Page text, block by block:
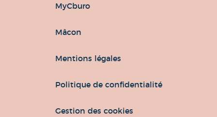
MyCburo
Mâcon
Mentions légales
Politique de confidentialité
Gestion des cookies